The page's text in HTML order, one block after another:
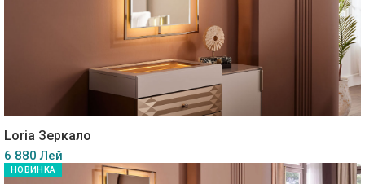
Loria Зеркало
6 880 Лей
НОВИНКА